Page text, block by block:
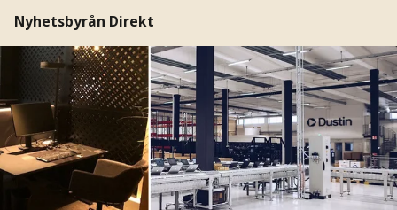
Nyhetsbyrån Direkt